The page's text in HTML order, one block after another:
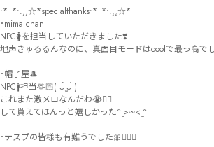
•*¨*•.¸¸☆*specialthanks•*¨*•.¸¸☆*
･mima chan
NPC🚺を担当していただきました❣️
地声きゅるるんなのに、真面目モードはcoolで最っ高で
･帽子屋🎩
NPC🚹担当🫶🏻( ᴗ̀ ̫ᴗ́ )
これまた激メロなんだわ😭👍🏻
して貰えてほんっと嬉しかった^ ̳>𖥦< ̳^
･テスプの皆様も有難うでした🎀👱🏻‍♀️